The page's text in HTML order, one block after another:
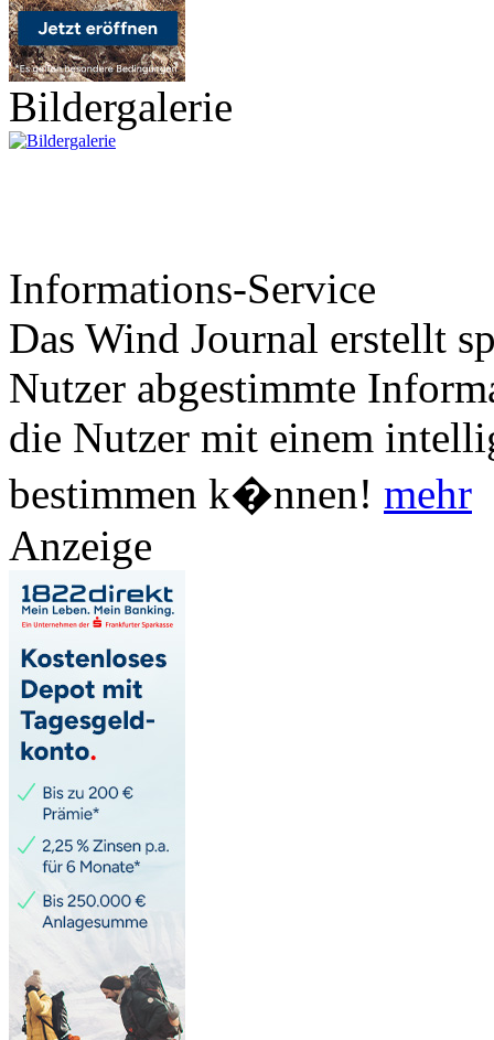
Bildergalerie
Informations-Service
Das Wind Journal erstellt
Nutzer abgestimmte
die Nutzer mit einem
bestimmen k�nnen! mehr
Anzeige